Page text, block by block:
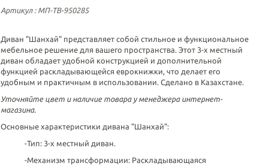
Артикул: МП-ТВ-950285
Диван "Шанхай" представляет собой стильное и функциональное
мебельное решение для вашего пространства. Этот 3-х местный
диван обладает удобной конструкцией и дополнительной
функцией раскладывающейся еврокнижки, что делает его
удобным и практичным в использовании. Сделано в Казахстане.
Уточняйте цвет и наличие товара у менеджера интернет-
магазина.
Основные характеристики дивана "Шанхай":
-Тип: 3-х местный диван.
-Механизм трансформации: Раскладывающаяся